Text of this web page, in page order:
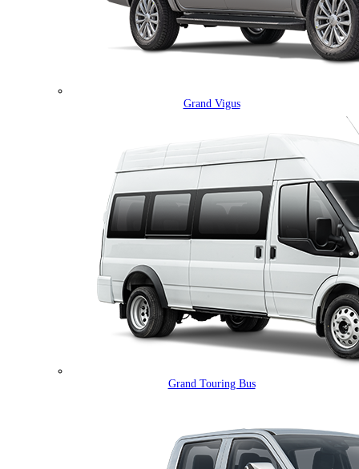
Grand Vigus
Grand Touring Bus